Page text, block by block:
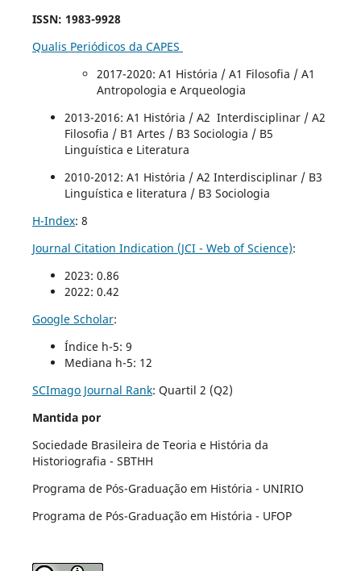
ISSN: 1983-9928
Qualis Periódicos da CAPES
2017-2020: A1 História / A1 Filosofia / A1
Antropologia e Arqueologia
2013-2016: A1 História / A2 Interdisciplinar / A2
Filosofia / B1 Artes / B3 Sociologia / B5
Linguística e Literatura
2010-2012: A1 História / A2 Interdisciplinar / B3
Linguística e literatura / B3 Sociologia
H-Index: 8
Journal Citation Indication (JCI - Web of Science):
2023: 0.86
2022: 0.42
Google Scholar:
Índice h-5: 9
Mediana h-5: 12
SCImago Journal Rank: Quartil 2 (Q2)
Mantida por
Sociedade Brasileira de Teoria e História da
Historiografia - SBTHH
Programa de Pós-Graduação em História - UNIRIO
Programa de Pós-Graduação em História - UFOP